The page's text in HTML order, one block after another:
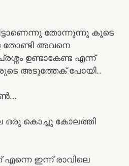
തോന്നുന്നു കൂടെ
തോണ്ടി അവനെ
ഉണ്ടാകേണ്ട എന്ന്
അടുത്തേക് പോയി..
ഒരു കൊച്ചു കോലത്തി
ഇന്ന് രാവിലെ